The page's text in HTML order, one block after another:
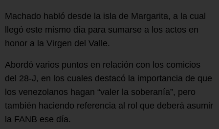
Machado habló desde la isla de Margarita, a la cual
llegó este mismo día para sumarse a los actos en
honor a la Virgen del Valle.
Abordó varios puntos en relación con los comicios
del 28-J, en los cuales destacó la importancia de que
los venezolanos hagan “valer la soberanía”, pero
también haciendo referencia al rol que deberá asumir
la FANB ese día.